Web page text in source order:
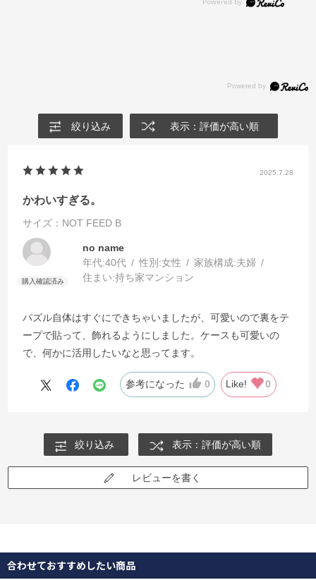
絞り込み 表示：評価が高い順
2025.7.28
かわいすぎる。
サイズ：NOT FEED B
no name
年代:40代 性別:女性 家族構成:夫婦
住まい:持ち家マンション
パズル自体はすぐにできちゃいましたが、可愛いので裏をテ
ープで貼って、飾れるようにしました。ケースも可愛いの
で、何かに活用したいなと思ってます。
参考になった 0 Like! 0
絞り込み 表示：評価が高い順
レビューを書く
合わせておすすめしたい商品